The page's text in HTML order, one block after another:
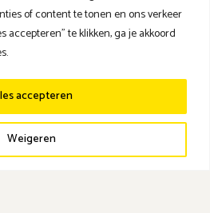
of content te tonen en ons verkeer
accepteren" te klikken, ga je akkoord
Weigeren
accepteren